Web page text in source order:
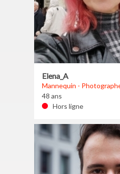
Elena_A
Mannequin -
48 ans
Hors ligne